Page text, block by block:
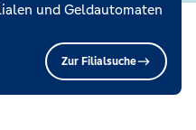
und Geldautomaten
Zur Filialsuche